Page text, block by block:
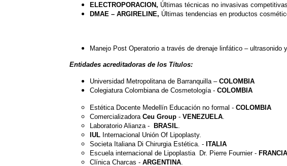
ELECTROPORACION, Últimas técnicas no invasivas
DMAE – ARGIRELINE, Últimas tendencias en productos
Manejo Post Operatorio a través de drenaje linfático – ultrasonido
Entidades acreditadoras de los Títulos:
Universidad Metropolitana de Barranquilla – COLOMBIA
Colegiatura Colombiana de Cosmetología - COLOMBIA
Estética Docente Medellín Educación no formal - COLOMBIA
Comercializadora Ceu Group- VENEZUELA.
Laboratorio Alianza -
BRASIL.
IULInternacional Unión Of Lipoplasty.
Societa Italiana Di Chirurgia Estética. - ITALIA
Escuela internacional de Lipoplastia Dr. Pierre Fournier - FRANCIA
Clínica Charcas - ARGENTINA.